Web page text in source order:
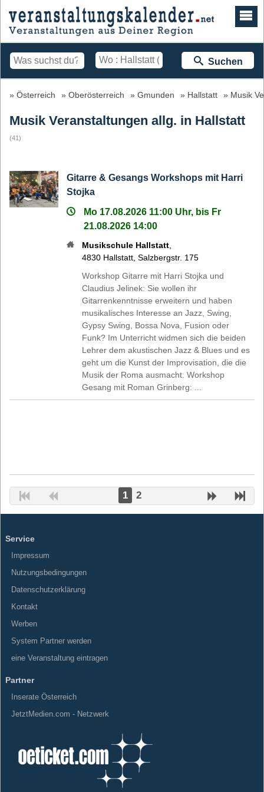
Suchen
Österreich Oberösterreich Gmunden Hallstatt Musik
Musik Veranstaltungen allg. in Hallstatt
(41)
Gitarre & Gesangs Workshops mit Harri
Stojka
Mo 17.08.2026 11:00 Uhr, bis Fr
21.08.2026 14:00
Musikschule Hallstatt
4830 Hallstatt ,Salzbergstr. 175
Workshop Gitarre mit Harri Stojka und
Claudius Jelinek: Sie wollen ihr
Gitarrenkenntnisse erweitern und haben
musikalisches Interesse an Jazz, Swing,
Gypsy Swing, Bossa Nova, Fusion oder
Funk? Im Unterricht widmen sich die beiden
Lehrer dem akustischen Jazz & Blues und es
geht um die Kunst der Improvisation, die die
Musik der Roma ausmacht. Workshop
Gesang mit Roman Grinberg: ...
1 2
Service
Impressum
Nutzungsbedingungen
Datenschutzerklärung
Kontakt
Werben
System Partner werden
eine Veranstaltung eintragen
Partner
Inserate Österreich
JetztMedien.com - Netzwerk